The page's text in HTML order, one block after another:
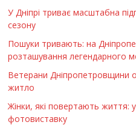
У Дніпрі триває масштабна
сезону
Пошуки тривають: на
розташування легендарного
Ветерани Дніпропетровщини
житло
Жінки, які повертають життя: у
фотовиставку